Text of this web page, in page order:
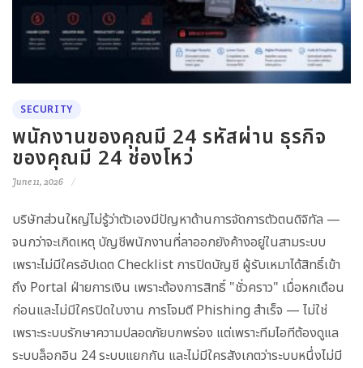
SECURITY
พนักงานของคุณมี 24 รหัสผ่าน ธุรกิจ
ของคุณมี 24 ช่องโหว่
June 11, 2026
บริษัทส่วนใหญ่ไม่รู้ว่าตัวเองมีปัญหาด้านการจัดการตัวตนดิจิทัล —
จนกว่าจะเกิดเหตุ บัญชีพนักงานที่ลาออกยังค้างอยู่ในสามระบบ
เพราะไม่มีใครอัปเดต Checklist การปิดบัญชี ผู้รับเหมาได้สิทธิ์เข้า
ถึง Portal ฝ่ายการเงิน เพราะต้องการสิทธิ์ "ชั่วคราว" เมื่อหกเดือน
ก่อนและไม่มีใครปิดใบงาน การโจมตี Phishing สำเร็จ — ไม่ใช่
เพราะระบบรักษาความปลอดภัยบกพร่อง แต่เพราะทีมไอทีต้องดูแล
ระบบล็อกอิน 24 ระบบแยกกัน และไม่มีใครสังเกตว่าระบบหนึ่งไม่มี